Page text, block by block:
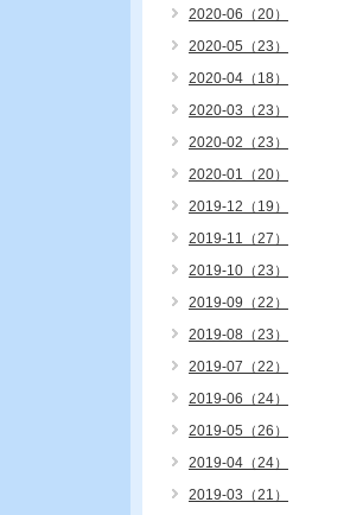
2020-06（20）
2020-05（23）
2020-04（18）
2020-03（23）
2020-02（23）
2020-01（20）
2019-12（19）
2019-11（27）
2019-10（23）
2019-09（22）
2019-08（23）
2019-07（22）
2019-06（24）
2019-05（26）
2019-04（24）
2019-03（21）